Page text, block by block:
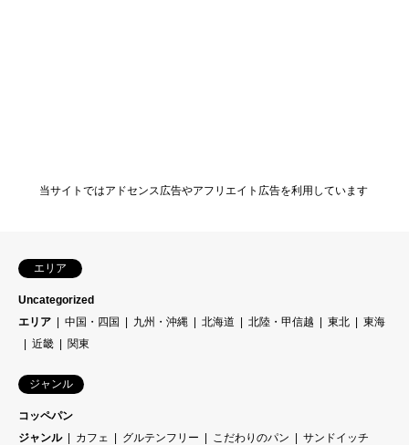
当サイトではアドセンス広告やアフリエイト広告を利用しています
エリア
Uncategorized
エリア
中国・四国 九州・沖縄 北海道 北陸・甲信越 東北
東海
近畿
関東
ジャンル
コッペパン
ジャンル
カフェ グルテンフリー こだわりのパン
サンドイッチ